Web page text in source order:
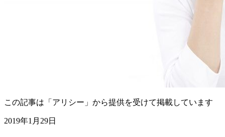
この記事は「アリシー」から提供を受けて掲載しています
2019年1月29日